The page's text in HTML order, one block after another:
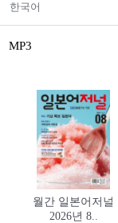
한국어
MP3
월간 일본어저널
2026년 8..